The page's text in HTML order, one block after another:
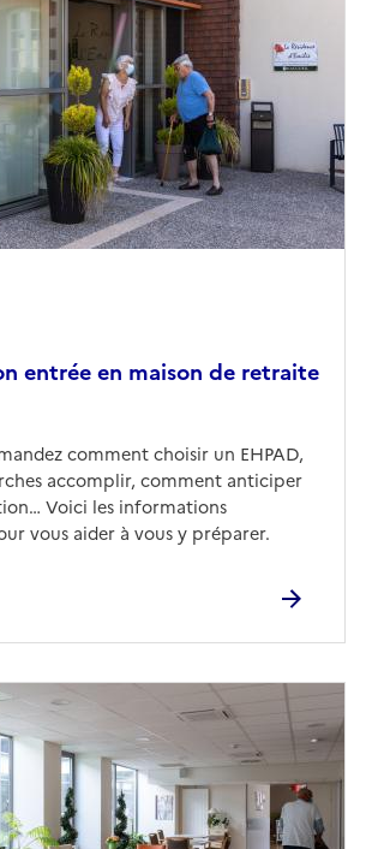
entrée en maison de retraite
comment choisir un EHPAD,
accomplir, comment anticiper
Voici les informations
vous aider à vous y préparer.